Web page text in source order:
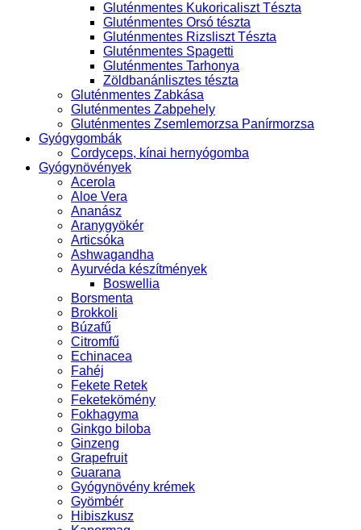
Gluténmentes Kukoricaliszt Tészta
Gluténmentes Orsó tészta
Gluténmentes Rizsliszt Tészta
Gluténmentes Spagetti
Gluténmentes Tarhonya
Zöldbanánlisztes tészta
Gluténmentes Zabkása
Gluténmentes Zabpehely
Gluténmentes Zsemlemorzsa Panírmorzsa
Gyógygombák
Cordyceps, kínai hernyógomba
Gyógynövények
Acerola
Aloe Vera
Ananász
Aranygyökér
Articsóka
Ashwagandha
Ayurvéda készítmények
Boswellia
Borsmenta
Brokkoli
Búzafű
Citromfű
Echinacea
Fahéj
Fekete Retek
Feketekömény
Fokhagyma
Ginkgo biloba
Ginzeng
Grapefruit
Guarana
Gyógynövény krémek
Gyömbér
Hibiszkusz